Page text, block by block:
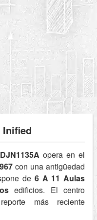
opera en el
con una antigüedad
de 6 A 11 Aulas
edificios. El centro
más reciente